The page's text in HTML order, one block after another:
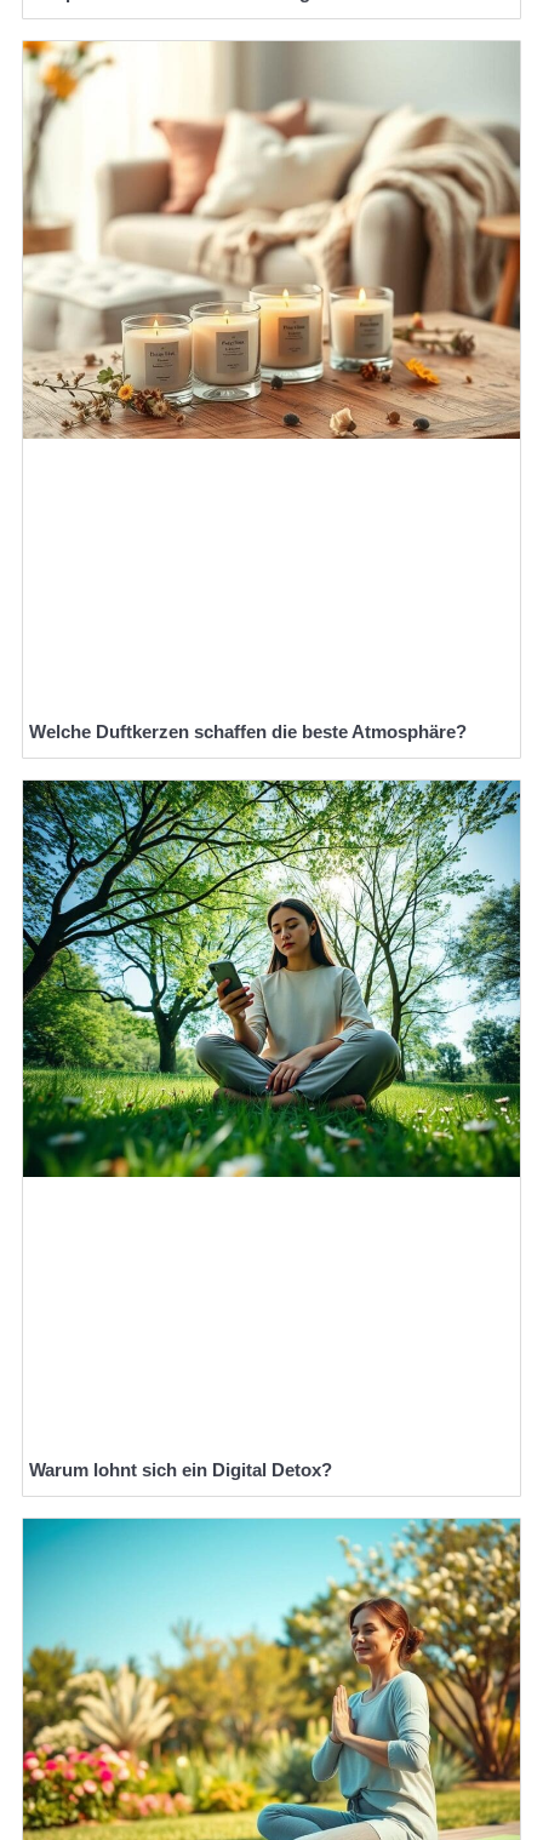
Welche Duftkerzen schaffen die beste Atmosphäre?
Warum lohnt sich ein Digital Detox?